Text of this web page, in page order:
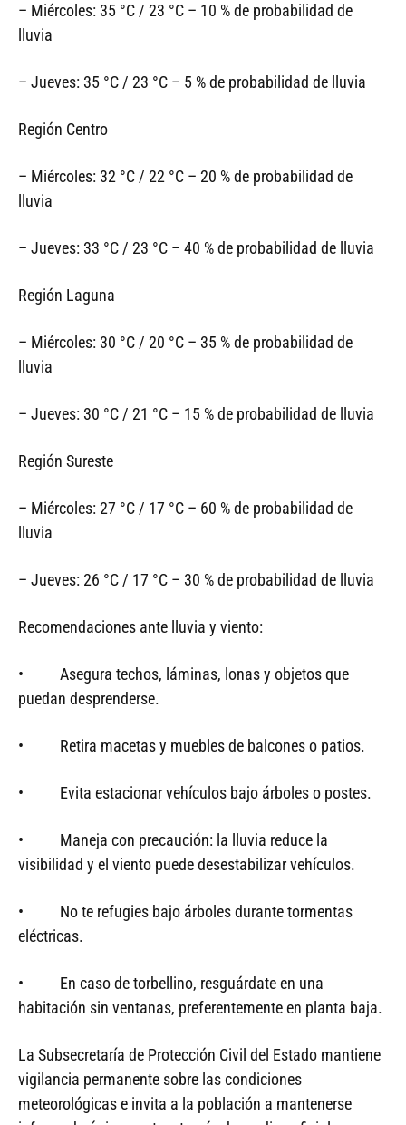
– Miércoles: 35 °C / 23 °C – 10 % de probabilidad de
lluvia
– Jueves: 35 °C / 23 °C – 5 % de probabilidad de lluvia
Región Centro
– Miércoles: 32 °C / 22 °C – 20 % de probabilidad de
lluvia
– Jueves: 33 °C / 23 °C – 40 % de probabilidad de lluvia
Región Laguna
– Miércoles: 30 °C / 20 °C – 35 % de probabilidad de
lluvia
– Jueves: 30 °C / 21 °C – 15 % de probabilidad de lluvia
Región Sureste
– Miércoles: 27 °C / 17 °C – 60 % de probabilidad de
lluvia
– Jueves: 26 °C / 17 °C – 30 % de probabilidad de lluvia
Recomendaciones ante lluvia y viento:
• Asegura techos, láminas, lonas y objetos que
puedan desprenderse.
• Retira macetas y muebles de balcones o patios.
• Evita estacionar vehículos bajo árboles o postes.
• Maneja con precaución: la lluvia reduce la
visibilidad y el viento puede desestabilizar vehículos.
• No te refugies bajo árboles durante tormentas
eléctricas.
• En caso de torbellino, resguárdate en una
habitación sin ventanas, preferentemente en planta baja.
La Subsecretaría de Protección Civil del Estado mantiene
vigilancia permanente sobre las condiciones
meteorológicas e invita a la población a mantenerse